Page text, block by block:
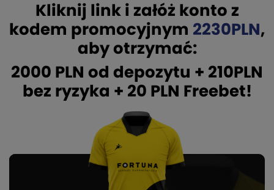
Kliknij link i załóż konto z
kodem promocyjnym 2230PLN ,
aby otrzymać:
2000 PLN od depozytu + 210PLN
bez ryzyka + 20 PLN Freebet!